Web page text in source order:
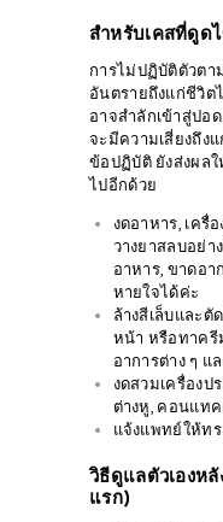
PRE & POST
CONSULT &
สำหรับเคสที่ดูด
การไม่ปฏิบัติตัวต
อันตรายถึงแก่ชีวิต
อาจสำลักเข้าสู่ปอ
จะมีความเสี่ยงถึง
ข้อปฏิบัติ ยังส่งผล
ไปอีกด้วย
งดอาหาร, เค
วางยาสลบอย่า
อาหาร, ขาดอา
หายใจได้ค่ะ
ล้างสีเล็บและตั
หน้า หรือทาครี
อาการต่าง ๆ แ
งดสวมเครื่องป
ต่างหู, คอนแท
แจ้งแพทย์ให้ท
วิธีดูแลตัวเองหลั
แรก)